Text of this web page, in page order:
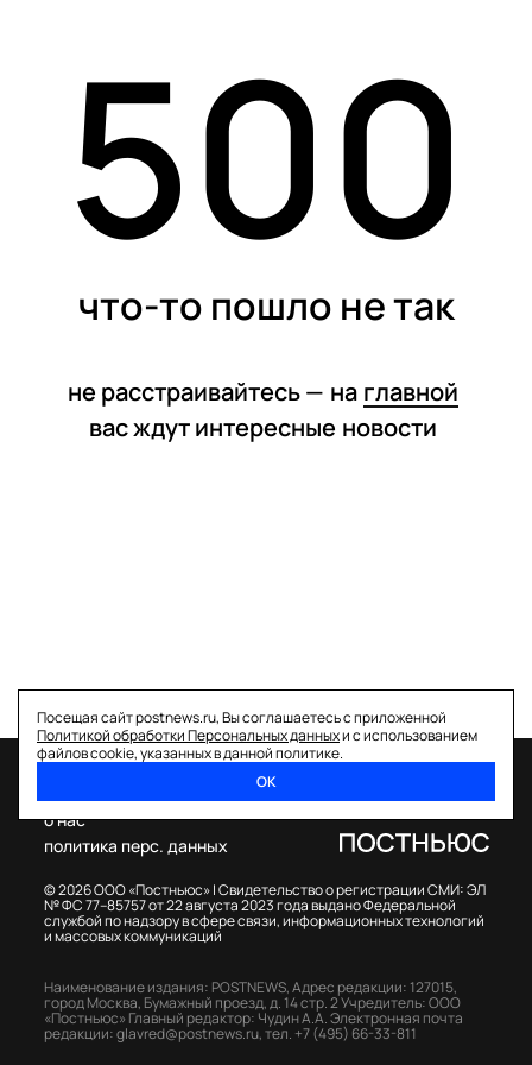
статьи
500
что-то пошло не так
не расстраивайтесь — на главной
вас ждут интересные новости
Посещая сайт postnews.ru, Вы соглашаетесь с приложенной
Политикой обработки Персональных данныхи с использованием
файлов cookie, указанных в данной политике.
ОК
© 2026 ООО «Постньюс» |Свидетельство о регистрации СМИ: ЭЛ
№ ФС 77–85757 от 22 августа 2023 года выдано Федеральной
службой по надзору в сфере связи, информационных технологий
и массовых коммуникаций
о нас
политика перс. данных
Наименование издания: POSTNEWS,Адрес редакции: 127015,
город Москва, Бумажный проезд, д. 14 стр. 2Учредитель: ООО
«Постньюс» Главный редактор: Чудин А.А.Электронная почта
редакции:glavred@postnews.ru,тел. +7 (495) 66-33-811